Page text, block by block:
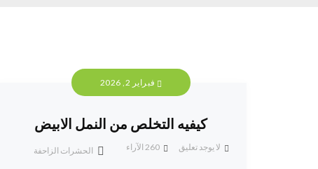
فبراير 2, 2026
كيفيه التخلص من النمل الابيض
الحشرات الزاحفة لا يوجد تعليق الآراء